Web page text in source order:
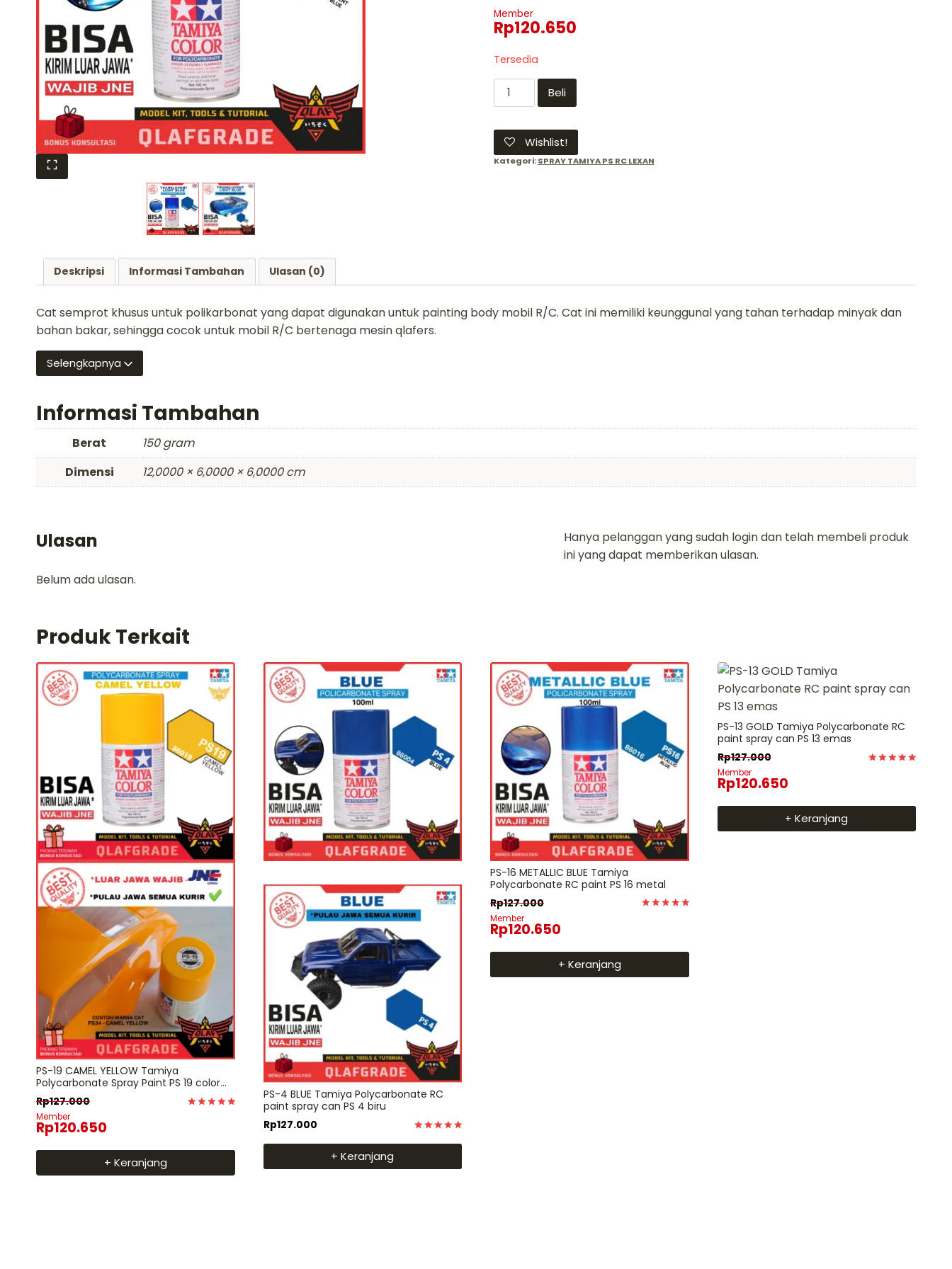
Member
Rp120.650
Tersedia
Kuantitas
PS-
TRANSLUCENT
LIGHT
39
Beli
Wishlist!
Kategori:SPRAY TAMIYA PS RC LEXAN
Deskripsi Informasi Tambahan Ulasan (0)
Cat semprot khusus untuk polikarbonat yang dapat digunakan untuk painting body mobil R/C. Cat ini memiliki keunggunal yang tahan terhadap minyak dan
bahan bakar, sehingga cocok untuk mobil R/C bertenaga mesin qlafers.
Selengkapnya
Informasi Tambahan
Berat
150 gram
Dimensi
12,0000 × 6,0000 × 6,0000 cm
Ulasan
Belum ada ulasan.
Hanya pelanggan yang sudah login dan telah membeli produk
ini yang dapat memberikan ulasan.
Produk Terkait
PS-19 CAMEL YELLOW Tamiya
Polycarbonate Spray Paint PS 19 color
RC
Rp127.000
Member
Rp120.650
+ Keranjang
PS-4 BLUE Tamiya Polycarbonate RC
paint spray can PS 4 biru
Rp127.000
+ Keranjang
PS-16 METALLIC BLUE Tamiya
Polycarbonate RC paint PS 16 metal
Rp127.000
Member
Rp120.650
+ Keranjang
PS-13 GOLD Tamiya Polycarbonate RC
paint spray can PS 13 emas
Rp127.000
Member
Rp120.650
+ Keranjang